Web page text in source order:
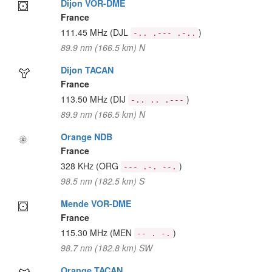
Dijon VOR-DME
France
111.45 MHz (DJL -.. .--- .-.. )
89.9 nm (166.5 km) N
Dijon TACAN
France
113.50 MHz (DIJ -.. .. .--- )
89.9 nm (166.5 km) N
Orange NDB
France
328 KHz (ORG --- .-. --. )
98.5 nm (182.5 km) S
Mende VOR-DME
France
115.30 MHz (MEN -- . -. )
98.7 nm (182.8 km) SW